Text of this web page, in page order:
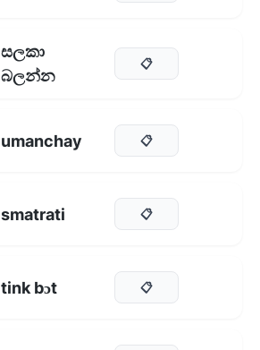
සලකා
බලන්න
📋
umanchay 📋
smatrati 📋
tink bɔt 📋